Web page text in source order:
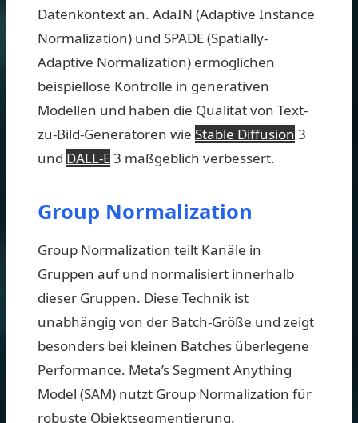
Datenkontext an. AdaIN (Adaptive Instance
Normalization) und SPADE (Spatially-
Adaptive Normalization) ermöglichen
beispiellose Kontrolle in generativen
Modellen und haben die Qualität von Text-
zu-Bild-Generatoren wie Stable Diffusion 3
und DALL-E3 maßgeblich verbessert.
Group Normalization
Group Normalization teilt Kanäle in
Gruppen auf und normalisiert innerhalb
dieser Gruppen. Diese Technik ist
unabhängig von der Batch-Größe und zeigt
besonders bei kleinen Batches überlegene
Performance. Meta’s Segment Anything
Model (SAM) nutzt Group Normalization für
robuste Objektsegmentierung.